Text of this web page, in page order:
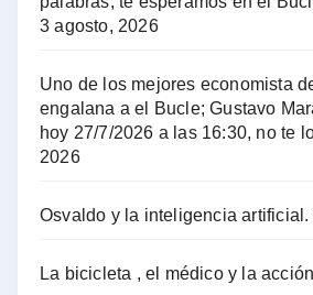
3 agosto, 2026
Uno de los mejores economista
engalana a el Bucle; Gustavo
hoy 27/7/2026 a las 16:30, no te
2026
Osvaldo y la inteligencia artificial.
La bicicleta , el médico y la